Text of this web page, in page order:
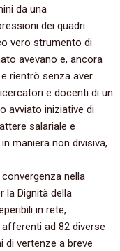
da una
dei quadri
vero strumento di
avevano e, ancora
rientrò senza aver
e docenti di un
avviato iniziative di
salariale e
maniera non divisiva,
nella
la Dignità della
in rete,
ad 82 diverse
di vertenze a breve